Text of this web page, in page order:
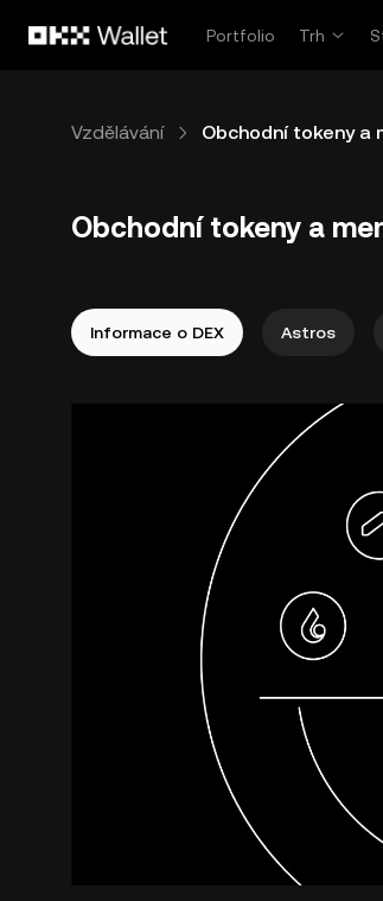
Portfolio
Trh
Vzdělávání Obchodní tokeny a
Obchodní tokeny a
Informace o DEX Astros